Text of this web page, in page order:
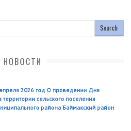
НОВОСТИ
2026 год О проведении Дня
сельского поселения
района Баймакский район